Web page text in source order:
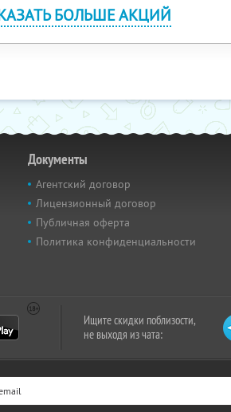
БОЛЬШЕ АКЦИЙ
Документы
Агентский договор
Лицензионный договор
Публичная оферта
Политика конфиденциальности
Ищите скидки поблизости,
не выходя из чата: